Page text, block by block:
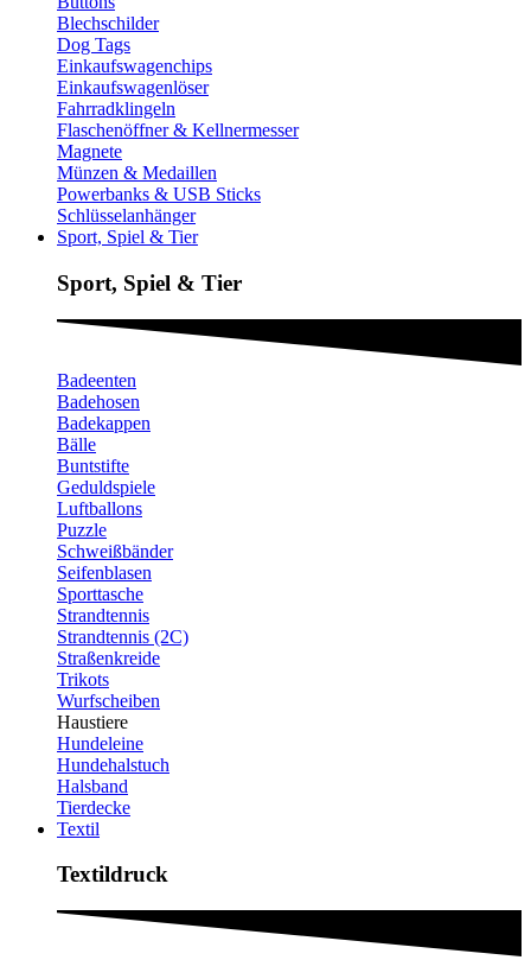
Blechschilder
Dog Tags
Einkaufswagenchips
Einkaufswagenlöser
Fahrradklingeln
Flaschenöffner & Kellnermesser
Magnete
Münzen & Medaillen
Powerbanks & USB Sticks
Schlüsselanhänger
Sport, Spiel & Tier
Sport, Spiel & Tier
Badeenten
Badehosen
Badekappen
Bälle
Buntstifte
Geduldspiele
Luftballons
Puzzle
Schweißbänder
Seifenblasen
Sporttasche
Strandtennis
Strandtennis (2C)
Straßenkreide
Trikots
Wurfscheiben
Haustiere
Hundeleine
Hundehalstuch
Halsband
Tierdecke
Textil
Textildruck​